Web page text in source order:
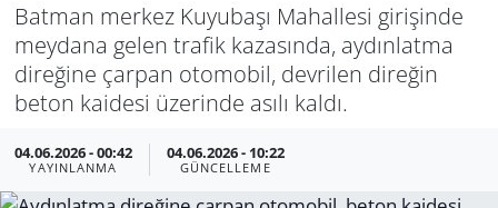
Batman merkez Kuyubaşı Mahallesi girişinde
meydana gelen trafik kazasında, aydınlatma
direğine çarpan otomobil, devrilen direğin
beton kaidesi üzerinde asılı kaldı.
04.06.2026 - 00:42
YAYINLANMA
04.06.2026 - 10:22
GÜNCELLEME